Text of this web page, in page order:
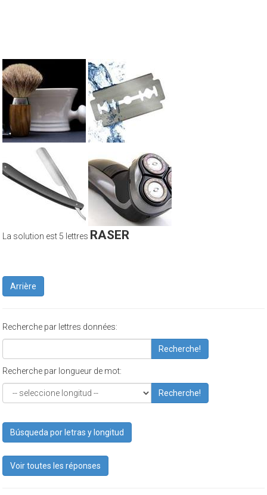
La solution est 5 lettres RASER
Arrière
Recherche par lettres données:
Recherche!
Recherche par longueur de mot:
Recherche!
Búsqueda por letras y longitud
Voir toutes les réponses